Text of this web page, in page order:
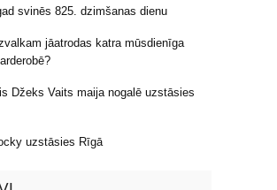
svinēs 825. dzimšanas dienu
jāatrodas katra mūsdienīga
Džeks Vaits maija nogalē uzstāsies
uzstāsies Rīgā